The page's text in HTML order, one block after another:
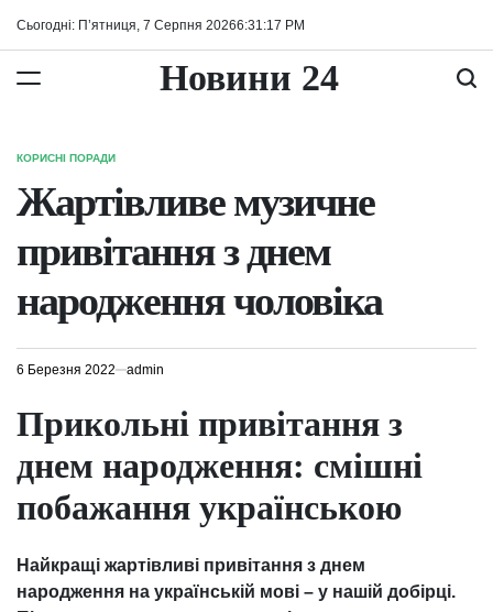
Сьогодні: П’ятниця, 7 Серпня 20266:31 :18 PM
Новини 24
ОПУБЛІКУВАТИ
КОРИСНІ ПОРАДИ
Жартівливе музичне
привітання з днем
народження чоловіка
6 Березня 2022 admin
Прикольні привітання з
днем народження: смішні
побажання українською
Найкращі жартівливі привітання з днем
народження на українській мові – у нашій добірці.